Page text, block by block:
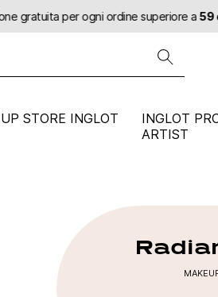
ordine superiore a59 euro
STORE INGLOT
INGLOT
ARTIST